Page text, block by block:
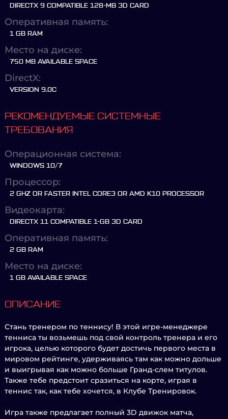
DIRECTX 9 COMPATIBLE 128-MB 3D CARD
Оперативная память:
1 GB RAM
Место на диске:
750 MB AVAILABLE SPACE
DirectX:
VERSION 9.0C
РЕКОМЕНДУЕМЫЕ СИСТЕМНЫЕ
ТРЕБОВАНИЯ
Операционная система:
WINDOWS 10/7
Процессор:
2 GHZ OR FASTER INTEL CORE3 OR AMD K10 PROCESSOR
Видеокарта:
DIRECTX 11 COMPATIBLE 1-GB 3D CARD
Оперативная память:
2 GB RAM
Место на диске:
1 GB AVAILABLE SPACE
ОПИСАНИЕ
Стань тренером по теннису! В этой игре-менеджере
тенниса ты возьмешь под свой контроль тренера и его
игрока, целью которого будет достичь первого места в
мировом рейтинге, удерживаясь там как можно дольше
и выигрывая как можно больше Гранд-слем титулов.
Также тебе предстоит сразиться на корте, играя в
теннис так, как тебе хочется, в Клубе Тренировок.
Игра также предлагает полный 3D движок матча,